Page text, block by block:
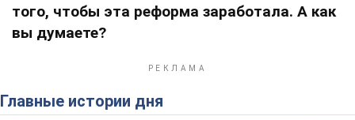
того, чтобы эта реформа заработала. А как
вы думаете?
Главные истории дня